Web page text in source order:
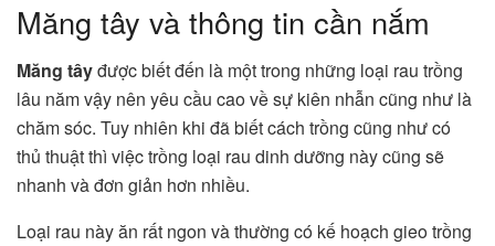
Măng tây và thông tin cần nắm
Măng tâyđược biết đến là một trong những loại rau trồng
lâu năm vậy nên yêu cầu cao về sự kiên nhẫn cũng như là
chăm sóc. Tuy nhiên khi đã biết cách trồng cũng như có
thủ thuật thì việc trồng loại rau dinh dưỡng này cũng sẽ
nhanh và đơn giản hơn nhiều.
Loại rau này ăn rất ngon và thường có kế hoạch gieo trồng